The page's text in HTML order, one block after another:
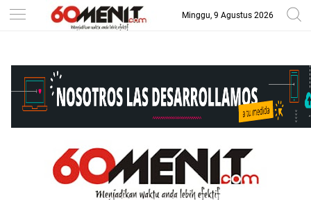
--> Minggu, 9 Agustus 2026